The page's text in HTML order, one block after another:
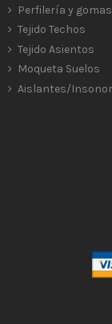
Perfilería y gomas
Tejido Techos
Tejido Asientos
Moqueta Suelos
Aislantes/